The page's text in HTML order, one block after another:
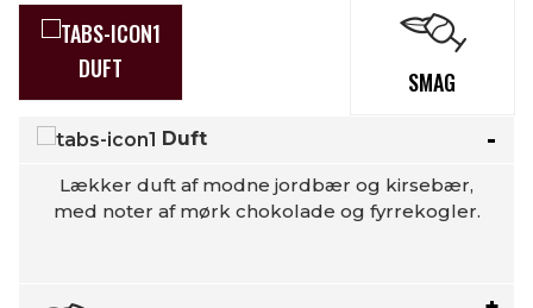
DUFT SMAG
Duft
Lækker duft af modne jordbær og kirsebær,
med noter af mørk chokolade og fyrrekogler.